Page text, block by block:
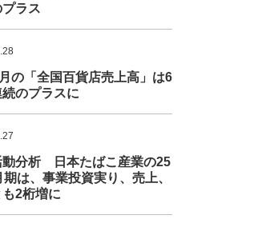
ラス
の「全国百貨店売上高」は6
のプラスに
動分析 日本たばこ産業の25
は、事業投資実り、売上、
2桁増に